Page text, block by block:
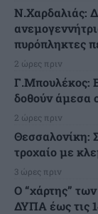
Ν.Χαρδαλιάς:
πυρόπληκτες
2 ώρες πριν
Γ.Μπουλέκος:
δοθούν άμεσα
2 ώρες πριν
Θεσσαλονίκη:
τροχαίο με
3 ώρες πριν
Ο “χάρτης”
ΔΥΠΑ έως τις